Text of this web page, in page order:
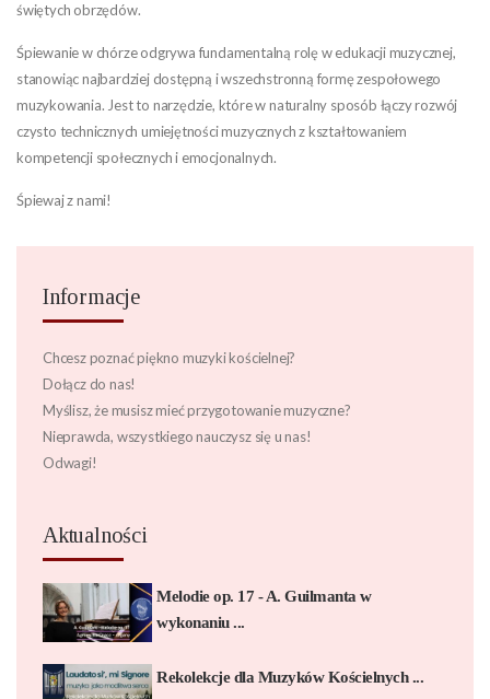
świętych obrzędów.
Śpiewanie w chórze odgrywa fundamentalną rolę w edukacji muzycznej,
stanowiąc najbardziej dostępną i wszechstronną formę zespołowego
muzykowania. Jest to narzędzie, które w naturalny sposób łączy rozwój
czysto technicznych umiejętności muzycznych z kształtowaniem
kompetencji społecznych i emocjonalnych.
Śpiewaj z nami!
Informacje
Chcesz poznać piękno muzyki kościelnej?
Dołącz do nas!
Myślisz, że musisz mieć przygotowanie muzyczne?
Nieprawda, wszystkiego nauczysz się u nas!
Odwagi!
Aktualności
Melodie op. 17 - A. Guilmanta w
wykonaniu ...
Rekolekcje dla Muzyków Kościelnych ...